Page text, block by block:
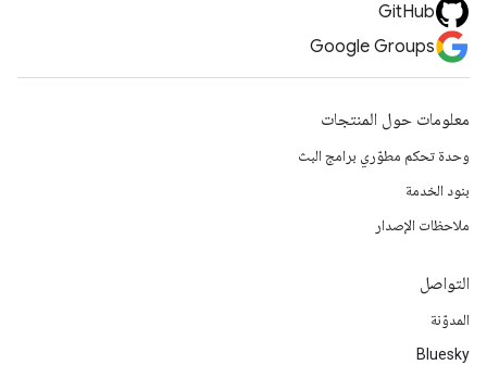
GitHub
Google Groups
معلومات حول المنتجات
وحدة تحكم مطوّري برامج البث
بنود الخدمة
ملاحظات الإصدار
التواصل
المدوّنة
Bluesky